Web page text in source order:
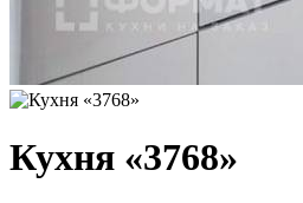
Кухня «3768»